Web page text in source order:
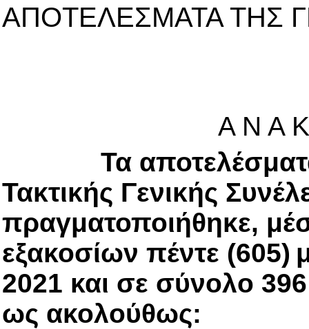
ΑΠΟΤΕΛΕΣΜΑΤΑ ΤΗΣ
Α Ν Α
Τα αποτελέσματα
Τακτικής Γενικής
πραγματοποιήθηκε,
εξακοσίων πέντε (605)
2021 και σε σύνολο
ως ακολούθως: